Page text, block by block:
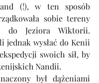
(!), w ten sposób
sobie tereny
do Jeziora Wiktorii.
jednak wysłać do Kenii
swoich sił, by
Nandii.
był dążeniami